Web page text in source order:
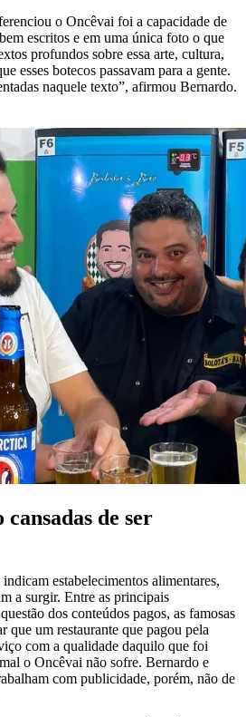
o Oncêvai foi a capacidade de
escritos e em uma única foto o que
profundos sobre essa arte, cultura,
esses botecos passavam para a gente.
naquele texto”, afirmou Bernardo.
cansadas de ser
estabelecimentos alimentares,
a surgir. Entre as principais
dos conteúdos pagos, as famosas
que um restaurante que pagou pela
com a qualidade daquilo que foi
o Oncêvai não sofre. Bernardo e
com publicidade, porém, não de